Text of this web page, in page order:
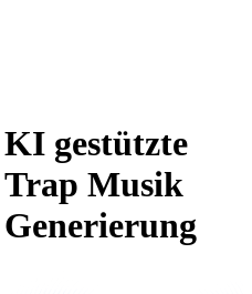
KI gestützte
Trap Musik
Generierung